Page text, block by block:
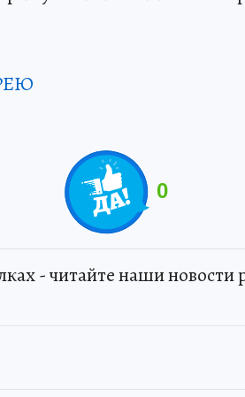
0
- читайте наши новости